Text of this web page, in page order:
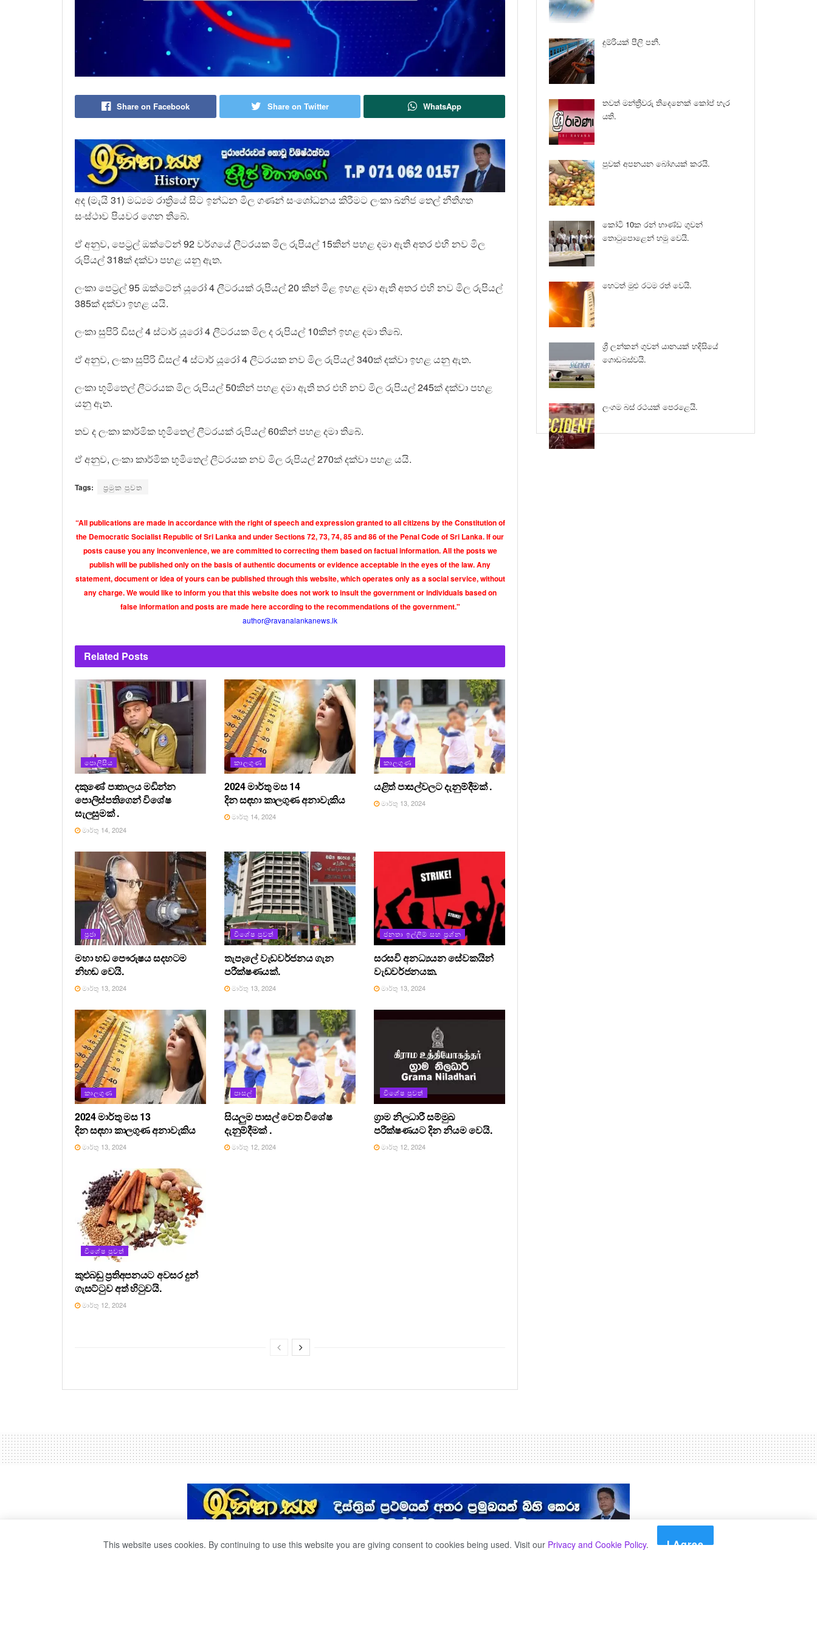
Share on Facebook Share on Twitter WhatsApp
අද (මැයි 31) මධ්‍යම රාත්‍රියේ සිට ඉන්ධන මිල ගණන් සංශෝධනය කිරීමට ලංකා ඛනිජ තෙල් නීතිගත
සංස්ථාව පියවර ගෙන තිබේ.
ඒ අනුව, පෙට්‍රල් ඔක්ටේන් 92 වර්ගයේ ලීටරයක මිල රුපියල් 15කින් පහළ දමා ඇති අතර එහි නව මිල
රුපියල් 318ක් දක්වා පහළ යනු ඇත.
ලංකා පෙට්‍රල් 95 ඔක්ටේන් යූරෝ 4 ලීටරයක් රුපියල් 20 කින් මිළ ඉහළ දමා ඇති අතර එහි නව මිල රුපියල්
385ක් දක්වා ඉහළ යයි.
ලංකා සුපිරි ඩීසල් 4 ස්ටාර් යූරෝ 4 ලීටරයක මිල ද රුපියල් 10කින් ඉහළ දමා තිබේ.
ඒ අනුව, ලංකා සුපිරි ඩීසල් 4 ස්ටාර් යූරෝ 4 ලීටරයක නව මිල රුපියල් 340ක් දක්වා ඉහළ යනු ඇත.
ලංකා භූමිතෙල් ලීටරයක මිල රුපියල් 50කින් පහළ දමා ඇති තර එහි නව මිල රුපියල් 245ක් දක්වා පහළ
යනු ඇත.
තව ද ලංකා කාර්මික භූමිතෙල් ලීටරයක් රුපියල් 60කින් පහළ දමා තිබේ.
ඒ අනුව, ලංකා කාර්මික භූමිතෙල් ලීටරයක නව මිල රුපියල් 270ක් දක්වා පහළ යයි.
Tags: ප්‍රමුක පුවත
“All publications are made in accordance with the right of speech and expression granted to all citizens by the Constitution of
the Democratic Socialist Republic of Sri Lanka and under Sections 72, 73, 74, 85 and 86 of the Penal Code of Sri Lanka. If our
posts cause you any inconvenience, we are committed to correcting them based on factual information. All the posts we
publish will be published only on the basis of authentic documents or evidence acceptable in the eyes of the law. Any
statement, document or idea of yours can be published through this website, which operates only as a social service, without
any charge. We would like to inform you that this website does not work to insult the government or individuals based on
false information and posts are made here according to the recommendations of the government."
author@ravanalankanews.lk
Related Posts
පොලිසිය
දකුණේ පාතාලය මඩින්න
පොලිස්පතිගෙන් විශේෂ
සැලසුමක් .
මාර්තු 14, 2024
කාලගුණ
2024 මාර්තු මස 14
දින සඳහා කාලගුණ අනාවැකිය
මාර්තු 14, 2024
කාලගුණ
යළිත් පාසල්වලට දැනුම්දීමක් .
මාර්තු 13, 2024
ප්‍රජා
මහා හඩ පෞරුෂය සදහටම
නිහඬ වෙයි.
මාර්තු 13, 2024
විශේෂ පුවත්
තැපෑලේ වැඩවර්ජනය ගැන
පරීක්ෂණයක්.
මාර්තු 13, 2024
ජනතා ඉල්ලීම් සහ ප්‍රශ්න
සරසවි අනධ්‍යයන සේවකයින්
වැඩවර්ජනයක.
මාර්තු 13, 2024
කාලගුණ
2024 මාර්තු මස 13
දින සඳහා කාලගුණ අනාවැකිය
මාර්තු 13, 2024
පාසල්
සියලුම පාසල් වෙත විශේෂ
දැනුම්දීමක් .
මාර්තු 12, 2024
විශේෂ පුවත්
ග්‍රාම නිලධාරී සම්මුඛ
පරීක්ෂණයට දින නියම වෙයි.
මාර්තු 12, 2024
විශේෂ පුවත්
කුළුබඩු ප්‍රතිඅපනයට අවසර දුන්
ගැසට්ටුව අත් හිටුවයි.
මාර්තු 12, 2024
දුම්රියක් පීලි පනී.
තවත් මන්ත්‍රීවරු තිදෙනෙක් කෝප් හැර
යති.
පුවක් අපනයන බෝගයක් කරයි.
කෝටි 10ක රන් භාණ්ඩ ගුවන්
තොටුපොළෙන් හමු වෙයි.
හෙටත් මුළු රටම රත් වෙයි.
ශ්‍රී ලන්කන් ගුවන් යානයක් හදිසියේ
ගොඩබස්වයි.
ලංගම බස් රථයක් පෙරළෙයි.
This website uses cookies. By continuing to use this website you are giving consent to cookies being used. Visit our Privacy and Cookie Policy. I Agree